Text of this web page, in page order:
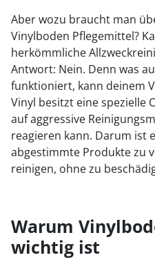
Aber wozu braucht man
Vinylboden Pflegemittel?
herkömmliche
Antwort: Nein. Denn was
funktioniert, kann deinem
Vinyl besitzt eine spezielle
auf aggressive
reagieren kann. Darum ist
abgestimmte Produkte zu
reinigen, ohne zu
Warum
wichtig ist